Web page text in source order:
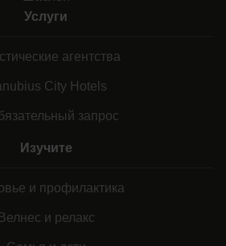
Услуги
агентства
City Hotels
запрос
Изучите
и профилактика
Велнес и релакс